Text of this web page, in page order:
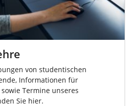
von studentischen
Informationen für
Termine unseres
Sie hier.